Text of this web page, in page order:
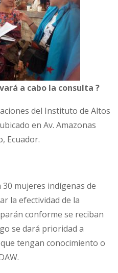
a cabo la consulta ?
del Instituto de Altos
en Av. Amazonas
Ecuador.
mujeres indígenas de
la efectividad de la
conforme se reciban
se dará prioridad a
tengan conocimiento o